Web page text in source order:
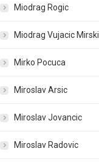
Miodrag Rogic
Miodrag Vujacic Mirski
Mirko Pocuca
Miroslav Arsic
Miroslav Jovancic
Miroslav Radovic